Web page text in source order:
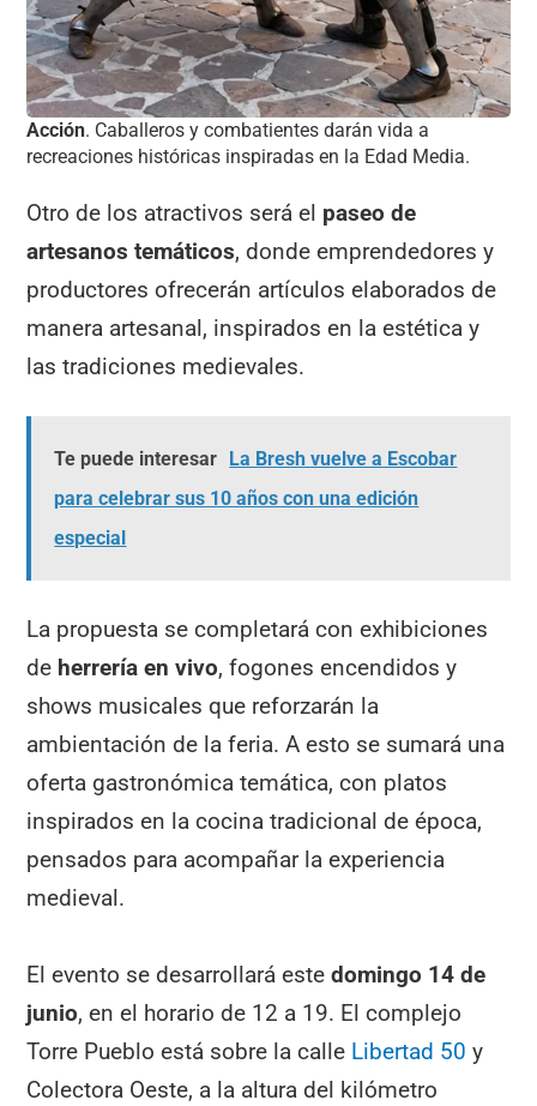
Acción. Caballeros y combatientes darán vida a
recreaciones históricas inspiradas en la Edad Media.
Otro de los atractivos será el paseo de
artesanos temáticos, donde emprendedores y
productores ofrecerán artículos elaborados de
manera artesanal, inspirados en la estética y
las tradiciones medievales.
Te puede interesar La Bresh vuelve a Escobar
para celebrar sus 10 años con una edición
especial
La propuesta se completará con exhibiciones
de herrería en vivo, fogones encendidos y
shows musicales que reforzarán la
ambientación de la feria. A esto se sumará una
oferta gastronómica temática, con platos
inspirados en la cocina tradicional de época,
pensados para acompañar la experiencia
medieval.
El evento se desarrollará estedomingo 14 de
junio, en el horario de 12 a 19. El complejo
Torre Pueblo está sobre la calle Libertad 50 y
Colectora Oeste, a la altura del kilómetro